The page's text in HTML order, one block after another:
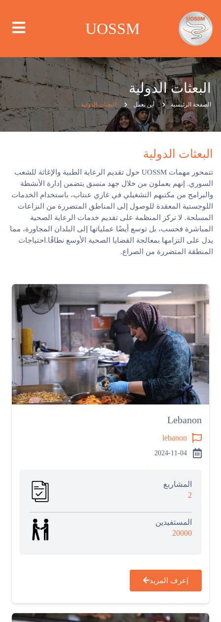
UOSSM
من نحن
أين نعمل
ماذا نعمل
الحملات
مركز الإعلام
تواصل معنا
البعثات الدولية
الصفحة الرئيسية أين نعمل البعثات الدولية
البعثات الدولية
تتمحور مهمات UOSSM حول تقديم الرعاية الطبية والإغاثة للشعب
السوري. إنهم يعملون من خلال جهد منسق يتضمن إدارة الأنشطة
والبرامج من مكتبهم التشغيلي في غازي عنتاب، باستخدام الخدمات
اللوجستية المعقدة للوصول إلى المناطق المتضررة من النزاعات
المسلحة. لا تركز المنظمة على تقديم خدمات الرعاية الصحية
المباشرة فحسب، بل توسع أيضًا عملياتها إلى البلدان المجاورة، مما
يدل على التزامها بمعالجة القضايا الصحية الأوسع نطاقًا.احتياجات
المنطقة المتضررة من الصراع.
Lebanon
lebanon
2024-11-04
المشاربع
2
المستفيدين
20000
إعرف المزيد